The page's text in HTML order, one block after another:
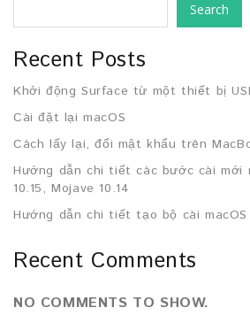
Search
Recent Posts
Khởi động Surface từ một thiết bị
Cài đặt lại macOS
Cách lấy lại, đổi mật khẩu trên
Hướng dẫn chi tiết các bước cài mới
10.15, Mojave 10.14
Hướng dẫn chi tiết tạo bộ cài macOS
Recent Comments
NO COMMENTS TO SHOW.